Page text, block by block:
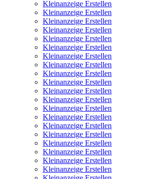
Kleinanzeige Erstellen
Kleinanzeige Erstellen
Kleinanzeige Erstellen
Kleinanzeige Erstellen
Kleinanzeige Erstellen
Kleinanzeige Erstellen
Kleinanzeige Erstellen
Kleinanzeige Erstellen
Kleinanzeige Erstellen
Kleinanzeige Erstellen
Kleinanzeige Erstellen
Kleinanzeige Erstellen
Kleinanzeige Erstellen
Kleinanzeige Erstellen
Kleinanzeige Erstellen
Kleinanzeige Erstellen
Kleinanzeige Erstellen
Kleinanzeige Erstellen
Kleinanzeige Erstellen
Kleinanzeige Erstellen